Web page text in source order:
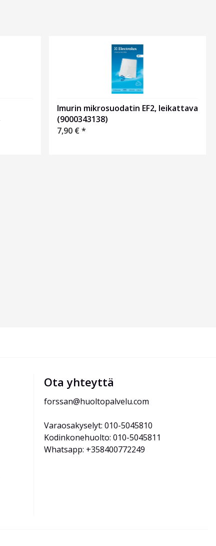
Imurin mikrosuodatin EF2, leikattava
(9000343138)
7,90 €*
Ota yhteyttä
forssan@huoltopalvelu.com
Varaosakyselyt: 010-5045810
Kodinkonehuolto: 010-5045811
Whatsapp: +358400772249